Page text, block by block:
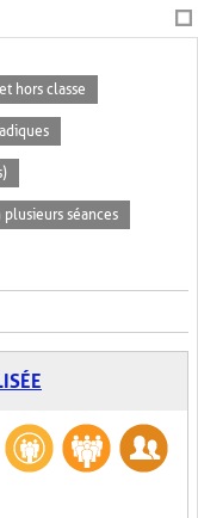
hors classe
plusieurs séances